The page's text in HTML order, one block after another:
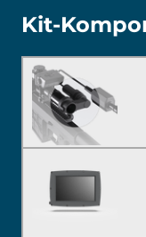
Kit-